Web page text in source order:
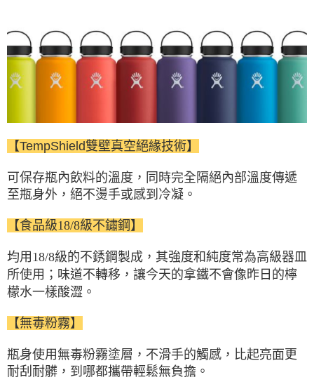
7-11取貨付款
每筆NT$60，滿NT$490(含以上)免運費
付款後7-11取貨
每筆NT$80，滿NT$490(含以上)免運費
離島宅配
每筆NT$80，滿NT$490(含以上)免運費
付款後門市自取
【TempShield雙壁真空絕緣技術】
可保存瓶內飲料的溫度， 同時完全隔絕內部溫度傳遞
至瓶身外， 絕不燙手或感到冷凝。
【食品級18/8級不鏽鋼】
均用18/8級的不銹鋼製成， 其強度和純度常為高級器皿
所使用； 味道不轉移，讓今天的拿鐵不會像昨日的檸
檬水一樣酸澀。
【無毒粉霧】
瓶身使用無毒粉霧塗層，不滑手的觸感， 比起亮面更
耐刮耐髒， 到哪都攜帶輕鬆無負擔。